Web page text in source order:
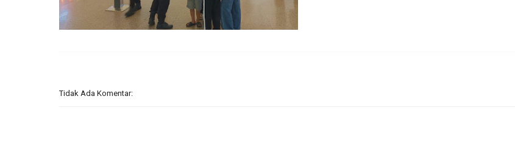
Tidak Ada Komentar: